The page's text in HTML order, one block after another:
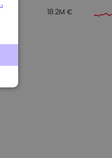
18.2M €